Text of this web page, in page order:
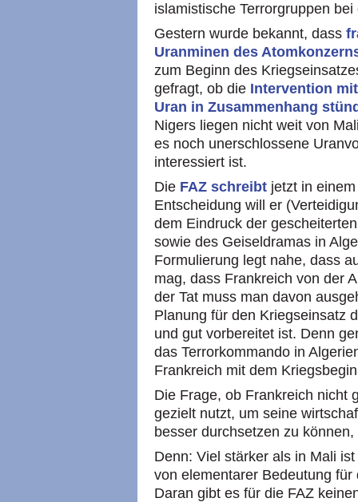
islamistische Terrorgruppen
Gestern wurde bekannt, dass
Uranminen des
zum Beginn des
gefragt, ob die Intervention
Uran in Zusammenhang
Nigers liegen nicht weit von
es noch unerschlossene
interessiert ist.
Die FAZ schreibt jetzt in
Entscheidung will er
dem Eindruck der
sowie des Geiseldramas in
Formulierung legt nahe, dass
mag, dass Frankreich von der
der Tat muss man davon
Planung für den Kriegseinsatz
und gut vorbereitet ist. Denn
das Terrorkommando in
Frankreich mit dem
Die Frage, ob Frankreich nicht
gezielt nutzt, um seine
besser durchsetzen zu
Denn: Viel stärker als in Mali
von elementarer Bedeutung
Daran gibt es für die FAZ